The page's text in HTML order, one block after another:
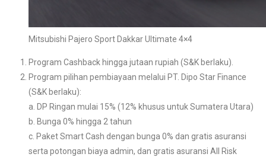
Mitsubishi Pajero Sport Dakkar Ultimate 4×4
Program Cashback hingga jutaan rupiah (S&K berlaku).
Program pilihan pembiayaan melalui PT. Dipo Star Finance
(S&K berlaku):
a. DP Ringan mulai 15% (12% khusus untuk Sumatera Utara)
b. Bunga 0% hingga 2 tahun
c. Paket Smart Cash dengan bunga 0% dan gratis asuransi
serta potongan biaya admin, dan gratis asuransi All Risk